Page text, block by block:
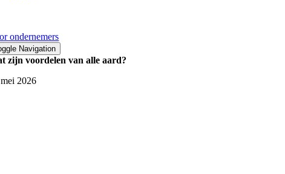
ondernemers
Navigation
zijn voordelen van alle aard?
2026